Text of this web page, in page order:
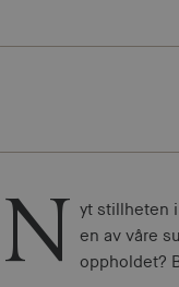
N
yt stillheten
en av våre
oppholdet?